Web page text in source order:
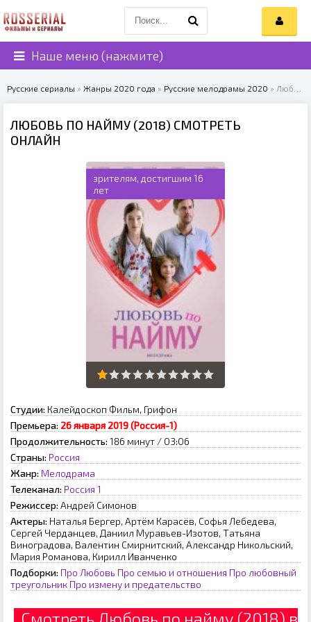
Наше меню (нажмите)
Русские сериалы » Жанры 2020 года » Русские мелодрамы 2020 » Любовь по найму (2018)
ЛЮБОВЬ ПО НАЙМУ (2018) СМОТРЕТЬ
ОНЛАЙН
зрителям, достигшим 16
лет
Студии: Калейдоскоп Фильм, Грифон
Премьера: 26 января 2019 (Россия-1)
Продолжительность: 186 минут / 03:06
Страны: Россия
Жанр: Мелодрама
Телеканал: Россия 1
Режиссер: Андрей Симонов
Актеры: Наталья Бергер, Артём Карасёв, Софья Лебедева,
Сергей Черданцев, Даниил Муравьев-Изотов, Татьяна
Виноградова, Валентин Смирнитский, Александр Никольский,
Мария Романова, Кирилл Иванченко
Подборки: Про Любовь Про семью и отношения Про любовный
треугольник Про измену и предательство